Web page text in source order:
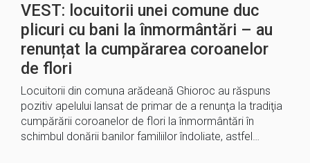
VEST: locuitorii unei comune duc
plicuri cu bani la înmormântări – au
renunțat la cumpărarea coroanelor
de flori
Locuitorii din comuna arădeană Ghioroc au răspuns
pozitiv apelului lansat de primar de a renunţa la tradiţia
cumpărării coroanelor de flori la înmormântări în
schimbul donării banilor familiilor îndoliate, astfel…